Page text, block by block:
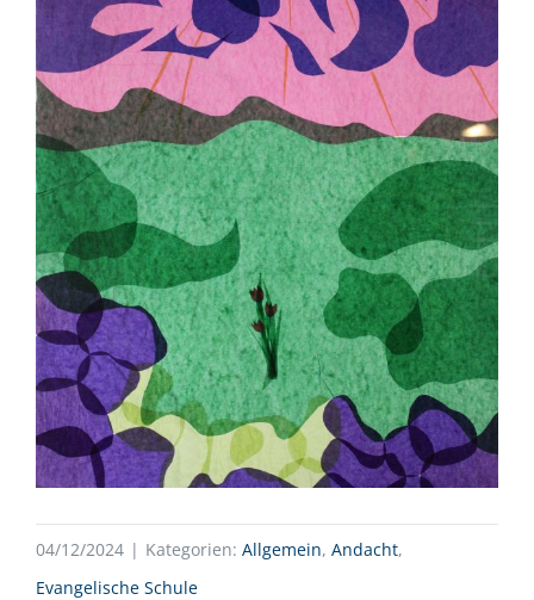
04/12/2024 | Kategorien: Allgemein, Andacht,
Evangelische Schule